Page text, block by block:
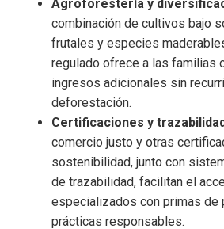
Agroforestería y
combinación de cultivos bajo
frutales y especies
regulado ofrece a las familias
ingresos adicionales sin
deforestación.
Certificaciones y
comercio justo y otras
sostenibilidad, junto con
de trazabilidad, facilitan el
especializados con primas de
prácticas responsables.